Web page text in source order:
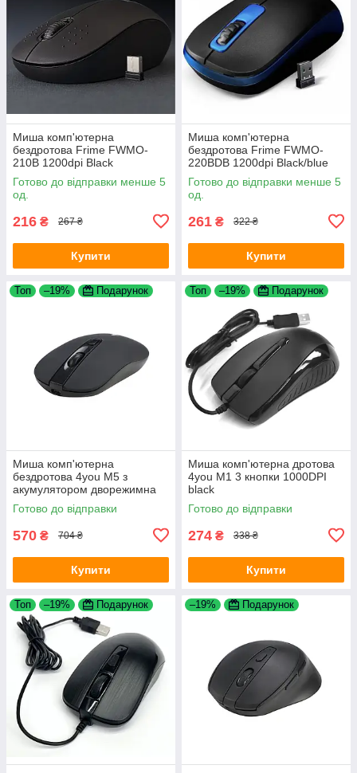
Миша комп'ютерна
бездротова Frime FWMO-
210B 1200dpi Black
Готово до відправки менше 5
од.
216 ₴ 267 ₴
Купити
Миша комп'ютерна
бездротова Frime FWMO-
220BDB 1200dpi Black/blue
Готово до відправки менше 5
од.
261 ₴ 322 ₴
Купити
Топ –19% Подарунок
Миша комп'ютерна
бездротова 4you M5 з
акумулятором дворежимна
Bluetooth 2.4G 4 кнопки Black
Готово до відправки
570 ₴ 704 ₴
Купити
Топ –19% Подарунок
Миша комп'ютерна дротова
4you M1 3 кнопки 1000DPI
black
Готово до відправки
274 ₴ 338 ₴
Купити
Топ –19% Подарунок –19% Подарунок